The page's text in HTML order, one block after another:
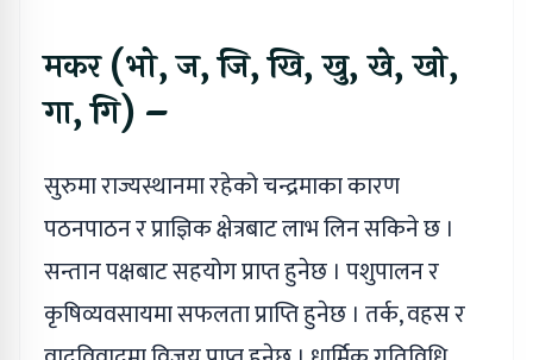
मकर (भो, ज, जि, खि, खु, खे, खो,
गा, गि) –
सुरुमा राज्यस्थानमा रहेको चन्द्रमाका कारण
पठनपाठन र प्राज्ञिक क्षेत्रबाट लाभ लिन सकिने छ ।
सन्तान पक्षबाट सहयोग प्राप्त हुनेछ । पशुपालन र
कृषिव्यवसायमा सफलता प्राप्ति हुनेछ । तर्क, वहस र